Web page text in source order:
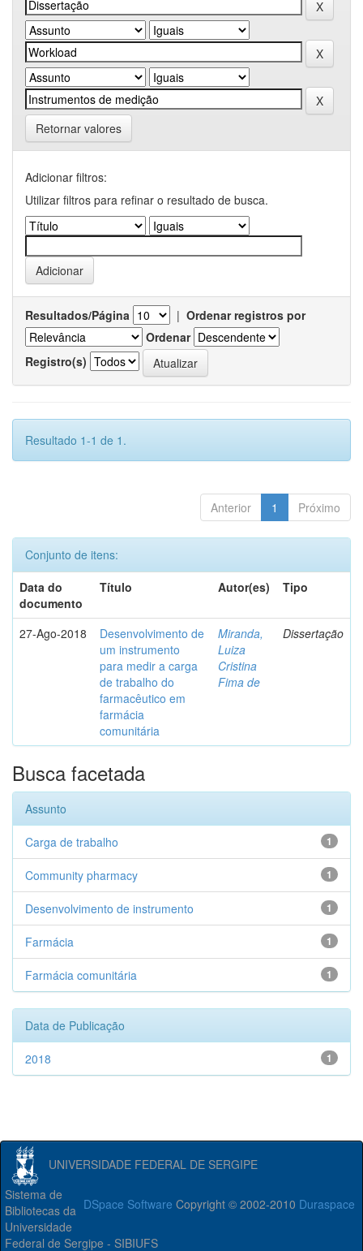
Retornar valores
Adicionar filtros:
Utilizar filtros para refinar o resultado de busca.
Resultados/Página | Ordenar registros por
Ordenar
Registro(s)
Resultado 1-1 de 1.
Anterior 1 Próximo
Conjunto de itens:
Data do
documento
Título Autor(es) Tipo
27-Ago-2018
Desenvolvimento de
um instrumento
para medir a carga
de trabalho do
farmacêutico em
farmácia
comunitária
Miranda,
Luiza
Cristina
Fima de
Dissertação
Busca facetada
Assunto
1
Carga de trabalho
1
Community pharmacy
1
Desenvolvimento de instrumento
1
Farmácia
1
Farmácia comunitária
Data de Publicação
1
2018
UNIVERSIDADE FEDERAL DE SERGIPE
DSpace Software Copyright © 2002-2010 Duraspace
Sistema de
Bibliotecas da
Universidade
Federal de Sergipe - SIBIUFS